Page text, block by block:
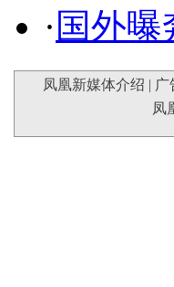
· 国外
凤凰新媒体介绍 | 广
凤